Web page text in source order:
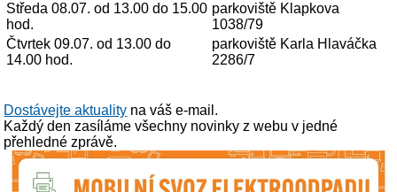
Středa 08.07. od 13.00 do 15.00
hod.
parkoviště Klapkova
1038/79
Čtvrtek 09.07. od 13.00 do
14.00 hod.
parkoviště Karla Hlaváčka
2286/7
Dostávejte aktuality na váš e-mail.
Každý den zasíláme všechny novinky z webu v jedné
přehledné zprávě.